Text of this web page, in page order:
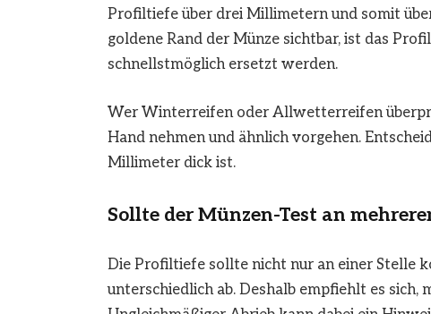
Profiltiefe über drei Millimetern und somit
goldene Rand der Münze sichtbar, ist das
schnellstmöglich ersetzt werden.
Wer Winterreifen oder Allwetterreifen
Hand nehmen und ähnlich vorgehen.
Millimeter dick ist.
Sollte der Münzen-Test an
Die Profiltiefe sollte nicht nur an einer Stelle
unterschiedlich ab. Deshalb empfiehlt es sich,